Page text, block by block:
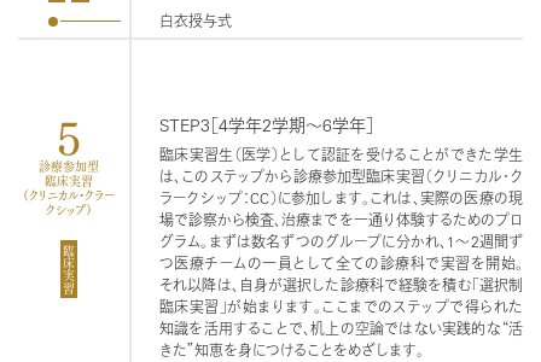
白衣授与式
5
診療参加型
臨床実習
（クリニカル・クラー
クシップ）
臨床実習
STEP3［4学年2学期～6学年］
臨床実習生（医学）として認証を受けることができた学生
は、このステップから診療参加型臨床実習（クリニカル・ク
ラークシップ：CC）に参加します。これは、実際の医療の現
場で診察から検査、治療までを一通り体験するためのプロ
グラム。まずは数名ずつのグループに分かれ、1～2週間ず
つ医療チームの一員として全ての診療科で実習を開始。
それ以降は、自身が選択した診療科で経験を積む「選択制
臨床実習」が始まります。ここまでのステップで得られた
知識を活用することで、机上の空論ではない実践的な“活
きた”知恵を身につけることをめざします。